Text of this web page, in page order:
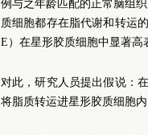
例与之年龄匹配的正常脑组
质细胞都存在脂代谢和转运
E）在星形胶质细胞中显著高
对此，研究人员提出假说：
将脂质转运进星形胶质细胞